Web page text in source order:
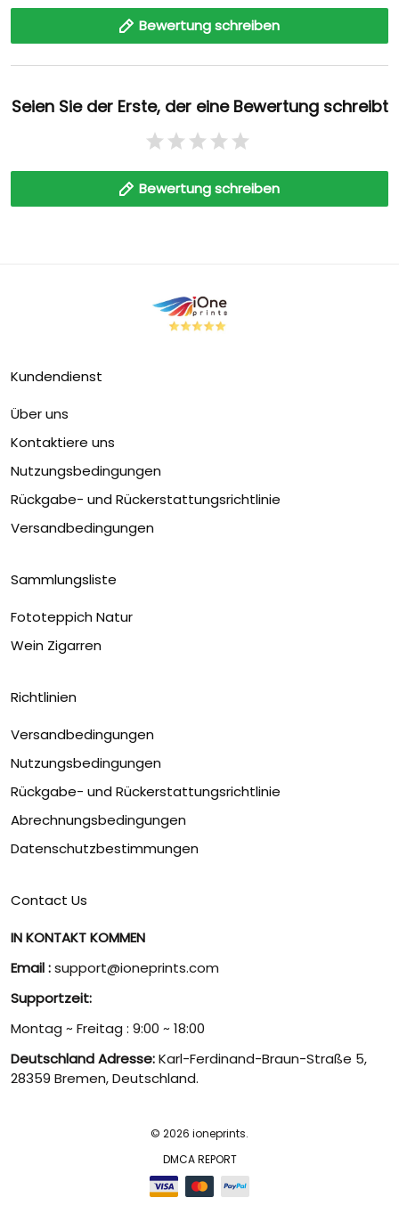
Bewertung schreiben
Seien Sie der Erste, der eine Bewertung schreibt
Bewertung schreiben
Kundendienst
Über uns
Kontaktiere uns
Nutzungsbedingungen
Rückgabe- und Rückerstattungsrichtlinie
Versandbedingungen
Sammlungsliste
Fototeppich Natur
Wein Zigarren
Richtlinien
Versandbedingungen
Nutzungsbedingungen
Rückgabe- und Rückerstattungsrichtlinie
Abrechnungsbedingungen
Datenschutzbestimmungen
Contact Us
IN KONTAKT KOMMEN
Email :support@ioneprints.com
Supportzeit:
Montag ~ Freitag : 9:00 ~ 18:00
Deutschland Adresse:Karl-Ferdinand-Braun-Straße 5,
28359 Bremen, Deutschland.
© 2026 ioneprints.
DMCA REPORT